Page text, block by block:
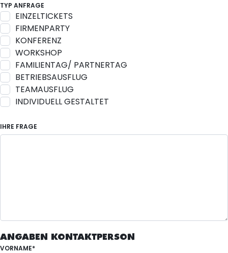
TYP ANFRAGE
EINZELTICKETS
FIRMENPARTY
KONFERENZ
WORKSHOP
FAMILIENTAG/ PARTNERTAG
BETRIEBSAUSFLUG
TEAMAUSFLUG
INDIVIDUELL GESTALTET
IHRE FRAGE
ANGABEN KONTAKTPERSON
VORNAME*